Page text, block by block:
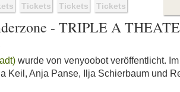
Tickets Tickets Tickets
- TRIPLE A
wurde von venyoobot veröffentlicht.
Keil, Anja Panse, Ilja Schierbaum und